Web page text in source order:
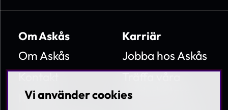
Om Askås
Om Askås
Nyheter
Karriär
Jobba hos Askås
medarbetare
Vi använder cookies